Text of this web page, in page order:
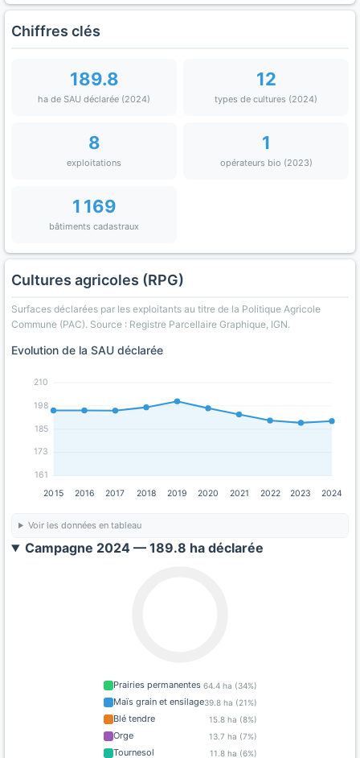
Chiffres clés
189.8
ha de SAU déclarée (2024)
12
types de cultures (2024)
8
exploitations
1
opérateurs bio (2023)
1 169
bâtiments cadastraux
Cultures agricoles (RPG)
Surfaces déclarées par les exploitants au titre de la Politique Agricole
Commune (PAC). Source : Registre Parcellaire Graphique, IGN.
Evolution de la SAU déclarée
161
173
185
198
210
2015 2016 2017 2018 2019 2020 2021 2022 2023 2024
Voir les données en tableau
Campagne 2024 — 189.8 ha déclarée
Prairies permanentes 64.4 ha (34%)
Maïs grain et ensilage39.8 ha (21%)
Blé tendre 15.8 ha (8%)
Orge 13.7 ha (7%)
Tournesol 11.8 ha (6%)